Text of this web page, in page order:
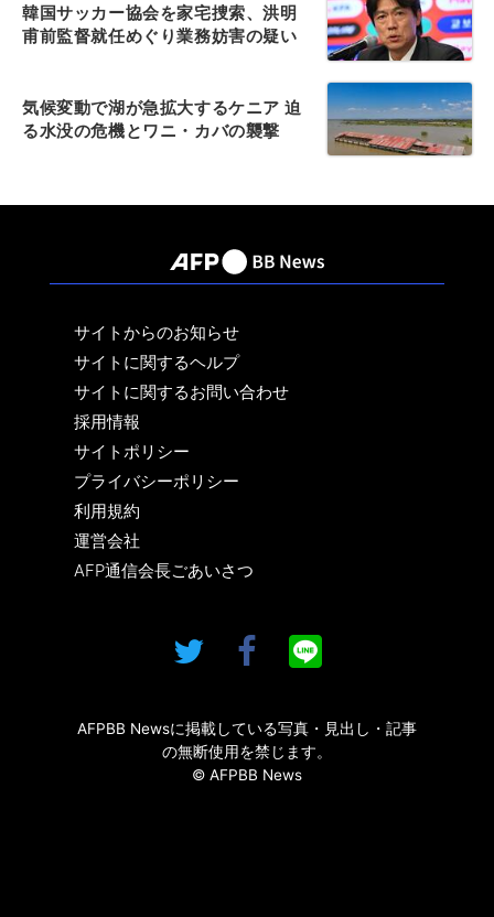
韓国サッカー協会を家宅捜索、洪明
甫前監督就任めぐり業務妨害の疑い
気候変動で湖が急拡大するケニア 迫
る水没の危機とワニ・カバの襲撃
サイトからのお知らせ
サイトに関するヘルプ
サイトに関するお問い合わせ
採用情報
サイトポリシー
プライバシーポリシー
利用規約
運営会社
AFP通信会長ごあいさつ
AFPBB Newsに掲載している写真・見出し・記事
の無断使用を禁じます。
© AFPBB News